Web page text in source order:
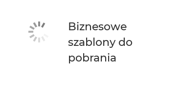
Biznesowe
szablony do
pobrania